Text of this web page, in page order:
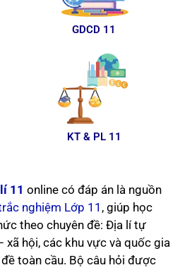
GDCD 11
KT & PL 11
11 online có đáp án là nguồn
nghiệm Lớp 11 , giúp học
theo chuyên đề: Địa lí tự
xã hội, các khu vực và quốc gia
toàn cầu. Bộ câu hỏi được